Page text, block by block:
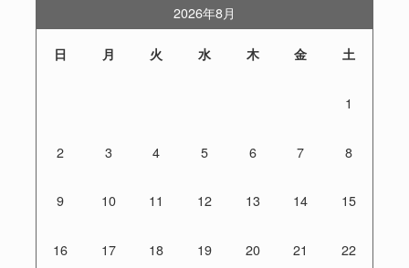
2026年8月
日 月 火 水 木 金 土
1
2 3 4 5 6 7 8
9 10 11 12 13 14 15
16 17 18 19 20 21 22